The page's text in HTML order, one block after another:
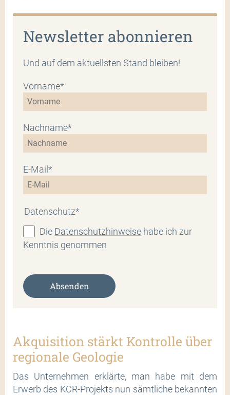
Newsletter abonnieren
Und auf dem aktuellsten Stand bleiben!
Vorname*
Nachname*
E-Mail*
Datenschutz*
Die Datenschutzhinweise habe ich zur
Kenntnis genommen
Absenden
Akquisition stärkt Kontrolle über
regionale Geologie
Das Unternehmen erklärte, man habe mit dem
Erwerb des KCR-Projekts nun sämtliche bekannten